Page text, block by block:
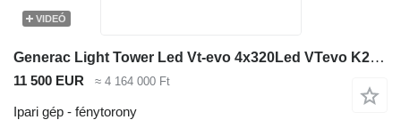
VIDEÓ
Generac Light Tower Led Vt-evo 4x320Led VTevo K2 Z482
11 500 EUR ≈ 4 164 000 Ft
Ipari gép - fénytorony